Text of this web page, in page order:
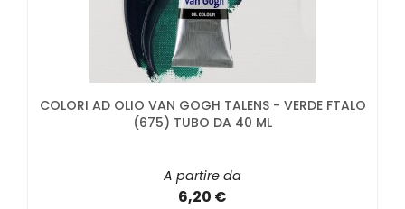
COLORI AD OLIO VAN GOGH TALENS - VERDE FTALO
(675) TUBO DA 40 ML
A partire da
6,20 €